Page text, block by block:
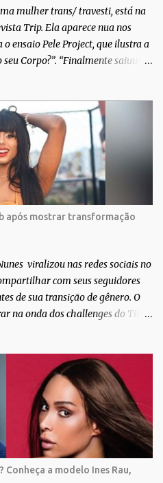
mulher trans/ travesti, está na
Trip. Ela aparece nua nos
ensaio Pele Project, que ilustra a
Corpo?”. “Finalmente saiuuu!!!
que fala acima de tudo
para a Dri da Trip que foi a
Gabriela classificou a capa
180 histórias (e corpos nus)
própria pele – como
como objetivo fotografar e
nus, ressaltando a beleza das
tornou nacionalmente conhecida
na novela teen Malhação, da
após mostrar transformação
viralizou nas redes sociais no
com seus seguidores
de sua transição de gênero. O
na onda dos challenges do Tik
e usando roupas masculinas,
finalmente aparece usando um
e seios. Através do Instagram,
um período da sua vida no
ela apenas se alistou como
de gênero não seria algo
porque eu sempre ouvia muito;
‘ah, esse aí não vai
a modelo Ines Rau,